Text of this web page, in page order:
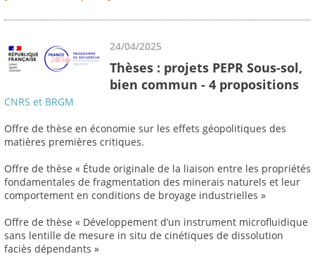
24/04/2025
Thèses : projets PEPR Sous-sol,
bien commun - 4 propositions
CNRS et BRGM
Offre de thèse en économie sur les effets géopolitiques des
matières premières critiques.
Offre de thèse « Étude originale de la liaison entre les propriétés
fondamentales de fragmentation des minerais naturels et leur
comportement en conditions de broyage industrielles »
Offre de thèse « Développement d’un instrument microfluidique
sans lentille de mesure in situ de cinétiques de dissolution
faciès dépendants »